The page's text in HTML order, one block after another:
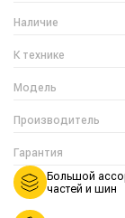
Наличие
К технике
Модель
Производитель
Гарантия
Большой
частей и шин